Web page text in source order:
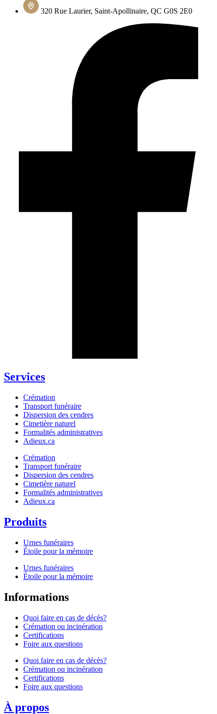
320 Rue Laurier, Saint-Apollinaire, QC G0S 2E0
Services
Crémation
Transport funéraire
Dispersion des cendres
Cimetière naturel
Formalités administratives
Adieux.ca
Crémation
Transport funéraire
Dispersion des cendres
Cimetière naturel
Formalités administratives
Adieux.ca
Produits
Urnes funéraires
Étoile pour la mémoire
Urnes funéraires
Étoile pour la mémoire
Informations
Quoi faire en cas de décès?
Crémation ou incinération
Certifications
Foire aux questions
Quoi faire en cas de décès?
Crémation ou incinération
Certifications
Foire aux questions
À propos